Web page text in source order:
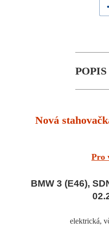
Nová
Pro
BMW 3 (E46),
elektrická,